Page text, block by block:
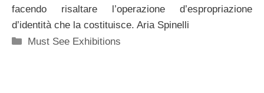
facendo risaltare l’operazione d’espropriazione
d’identità che la costituisce. Aria Spinelli
Categorie
Must See Exhibitions